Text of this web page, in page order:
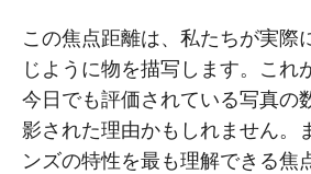
この焦点距離は、私たちが実際
じように物を描写します。これ
今日でも評価されている写真の
影された理由かもしれません。
ンズの特性を最も理解できる焦